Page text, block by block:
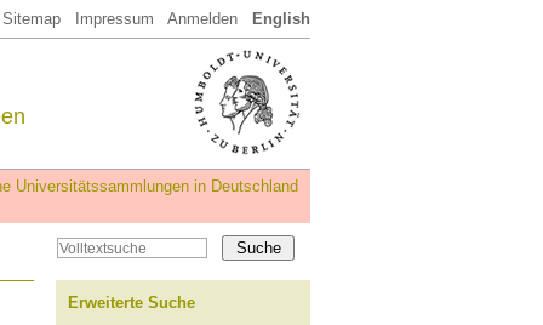
Sitemap Impressum Anmelden English
Universitätssammlungen in Deutschland
Erweiterte Suche